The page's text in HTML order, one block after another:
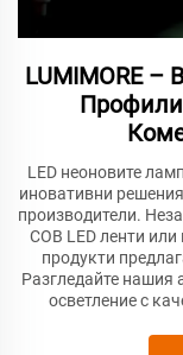
LUMIMORE –
LED неоновите
иновативни
производители.
COB LED ленти
продукти
Разгледайте нашия
осветление с